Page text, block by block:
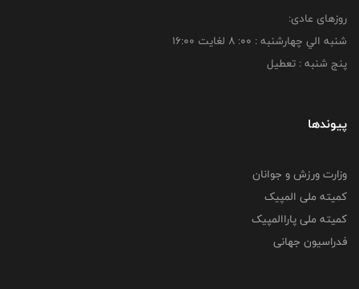
روزهای عادی:
شنبه الي چهارشنبه : 00: 8 لغايت 16:00
پنج شنبه : تعطیل
پیوندها
وزارت ورزش و جوانان
کمیته ملی المپیک
کمیته ملی پاراالمپیک
فدراسیون جهانی